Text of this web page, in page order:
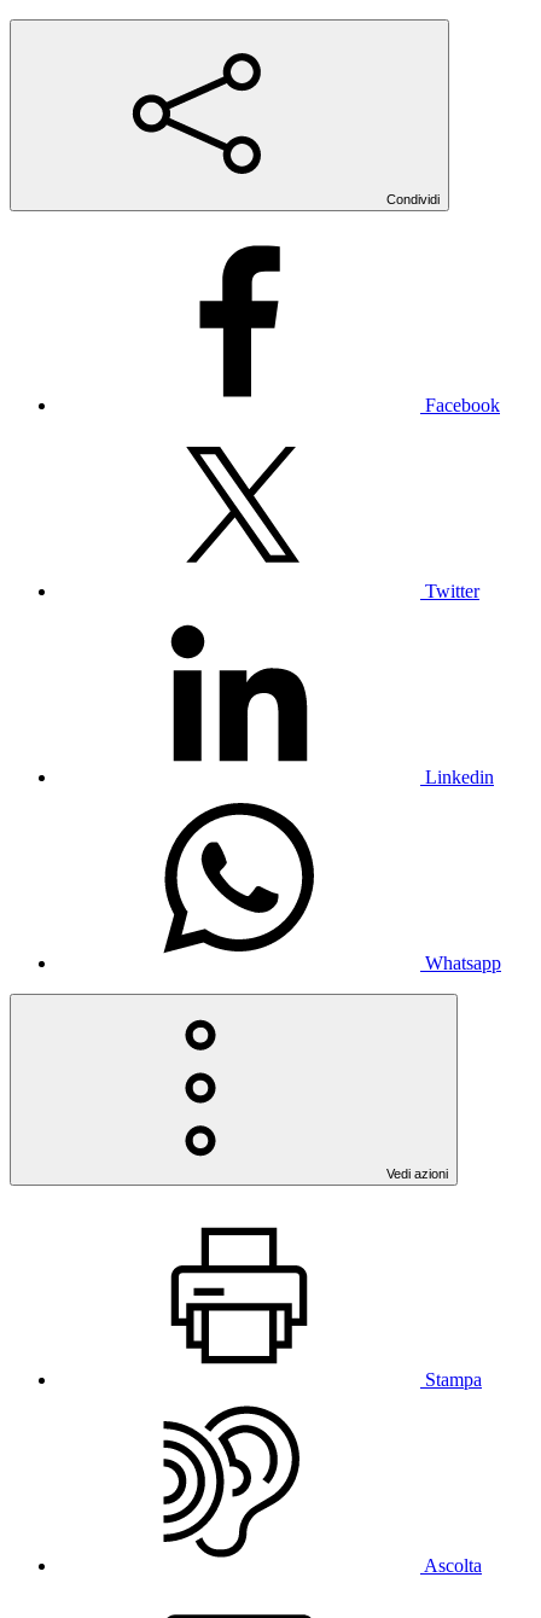
Condividi
Facebook
Twitter
Linkedin
Whatsapp
Vedi azioni
Stampa
Ascolta